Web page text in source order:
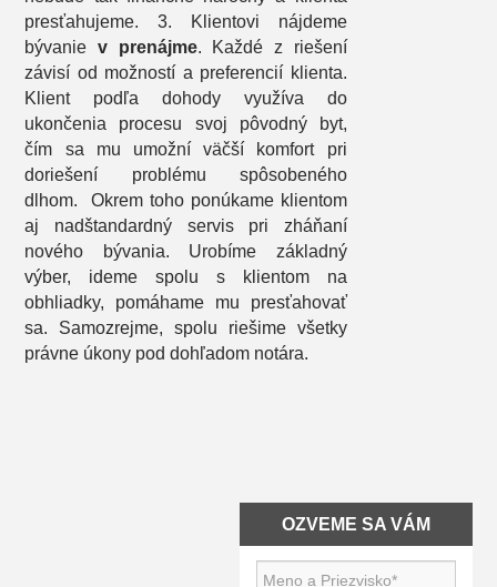
presťahujeme. 3. Klientovi nájdeme
bývaniev prenájme. Každé z riešení
závisí od možností a preferencií klienta.
Klient podľa dohody využíva do
ukončenia procesu svoj pôvodný byt,
čím sa mu umožní väčší komfort pri
doriešení problému spôsobeného
dlhom. Okrem toho ponúkame klientom
aj nadštandardný servis pri zháňaní
nového bývania. Urobíme základný
výber, ideme spolu s klientom na
obhliadky, pomáhame mu presťahovať
sa. Samozrejme, spolu riešime všetky
právne úkony pod dohľadom notára.
OZVEME SA VÁM